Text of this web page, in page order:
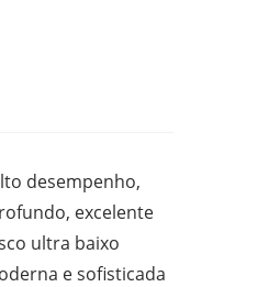
desempenho,
excelente
ultra baixo
e sofisticada